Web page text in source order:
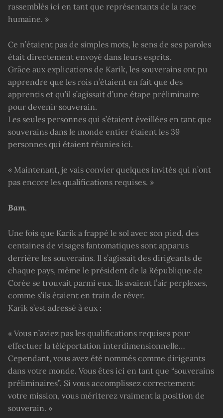
rassemblés ici en tant que représentants de la race
humaine. »
Ce n’étaient pas de simples mots, le sens de ses paroles
était directement envoyé dans leurs esprits.
Grâce aux explications de Karik, les souverains ont pu
apprendre que les rois n’étaient en fait que des
apprentis et qu’il s’agissait d’une étape préliminaire
pour devenir souverain.
Les seules personnes qui s’étaient éveillées en tant que
souverains dans le monde entier étaient les 39
personnes qui étaient réunies ici.
« Maintenant, je vais convier quelques invités qui n’ont
pas encore les qualifications requises. »
Bam.
Une fois que Karik a frappé le sol avec son pied, des
centaines de visages fantomatiques sont apparus
derrière les souverains. Il s’agissait des dirigeants de
chaque pays, même le président de la République de
Corée se trouvait parmi eux. Ils avaient l’air perplexes,
comme s’ils étaient en train de rêver.
Karik s’est adressé à eux :
« Vous n’aviez pas les qualifications requises pour
effectuer la téléportation interdimensionnelle…
Cependant, vous avez été nommés comme dirigeants
dans votre monde. Vous êtes ici en tant que “souverains
préliminaires”. Si vous accomplissez correctement
votre mission, vous mériterez vraiment la position de
souverain. »